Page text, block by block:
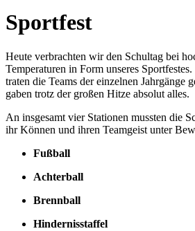
Sportfest
Heute verbrachten wir den Schultag bei
Temperaturen in Form unseres
traten die Teams der einzelnen Jahrgänge
gaben trotz der großen Hitze absolut alles.
An insgesamt vier Stationen mussten die
ihr Können und ihren Teamgeist unter
Fußball
Achterball
Brennball
Hindernisstaffel